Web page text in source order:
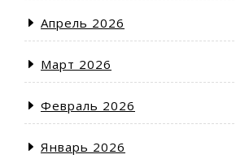
Апрель 2026
Март 2026
Февраль 2026
Январь 2026